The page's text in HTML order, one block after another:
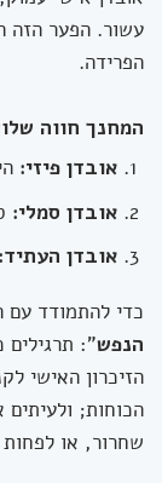
עשור. הפער הזה
הפרידה.
המחנך חווה
אובדן פיזי:
אובדן סמלי:
אובדן העתיד:
כדי להתמודד עם
הנפש": תרגילים
הזיכרון האישי
הכוחות;
שחרור, או